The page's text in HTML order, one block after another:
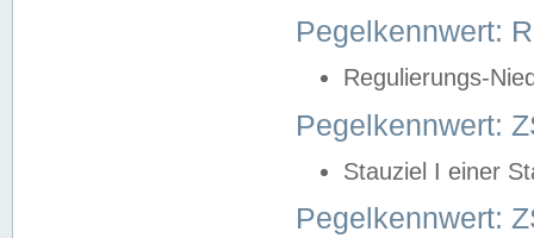
Pegelkennwert:
Regulierungs-
Pegelkennwert:
Stauziel I einer
Pegelkennwert: